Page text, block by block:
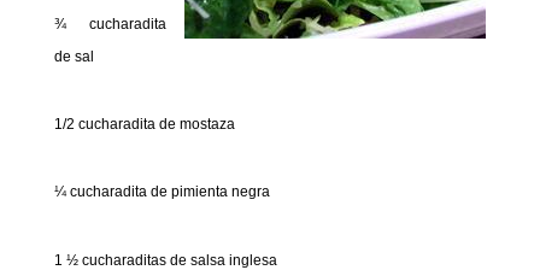
¾ cucharadita
de sal
1/2 cucharadita de mostaza
¼ cucharadita de pimienta negra
1 ½ cucharaditas de salsa inglesa